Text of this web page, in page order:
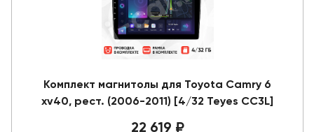
Комплект магнитолы для Toyota Camry 6
xv40, рест. (2006-2011) [4/32 Teyes CC3L]
22 619 ₽